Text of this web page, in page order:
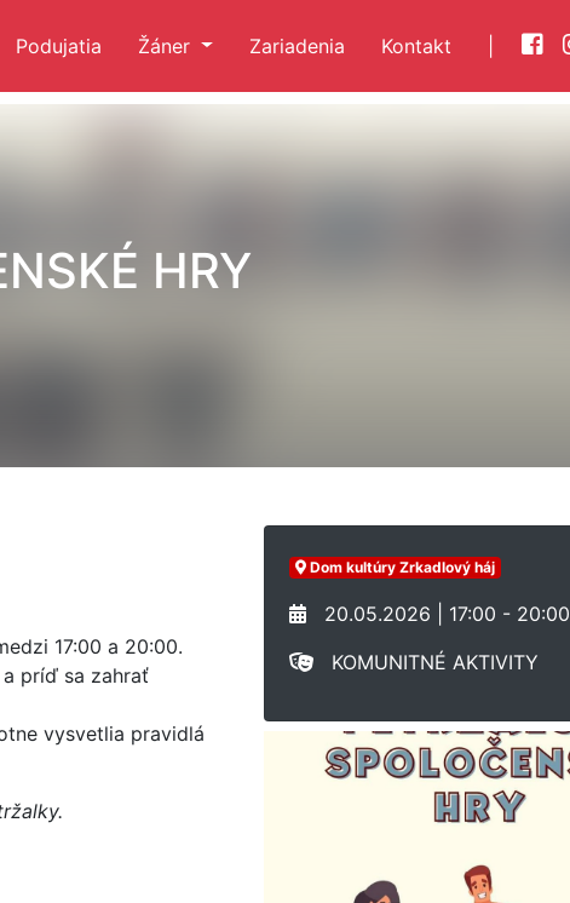
Podujatia Žáner Zariadenia Kontakt
HRY
17:00 a 20:00.
príď sa zahrať
vysvetlia pravidlá
Dom kultúry Zrkadlový háj
20.05.2026 | 17:00 - 20:00
KOMUNITNÉ AKTIVITY